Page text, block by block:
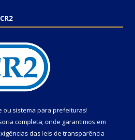
ou sistema para prefeituras!
completa, onde garantimos em
das leis de transparência